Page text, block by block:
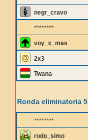
negr_cravo
********
voy_x_mas
2x3
Twana
Ronda eliminatoria 5
********
rodo_simo